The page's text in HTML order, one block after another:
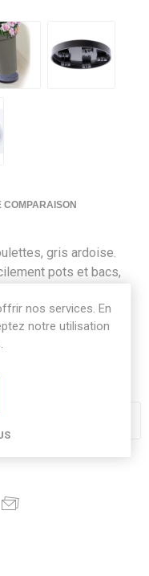
gris ardoise.
pots et bacs,
nos services. En
notre utilisation